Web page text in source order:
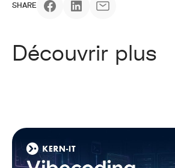
SHARE
Découvrir plus